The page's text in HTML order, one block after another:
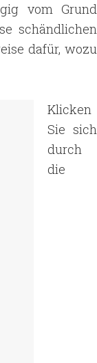
vom Grund
schändlichen
dafür, wozu
Klicken
Sie sich
durch
die